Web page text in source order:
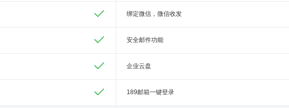
绑定微信，微信收发
安全邮件功能
企业云盘
189邮箱一键登录